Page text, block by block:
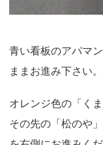
青い看板のアパマ
ままお進み下さい。
オレンジ色の「く
その先の「松のや